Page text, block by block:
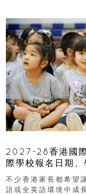
2027-28香港國
際學校報名日期
不少香港家長都希望
語或全英語環境中成